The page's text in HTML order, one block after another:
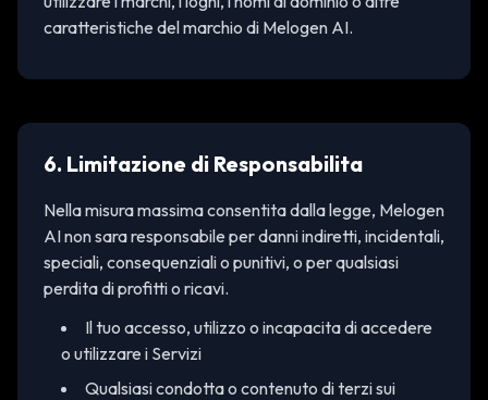
caratteristiche del marchio di Melogen AI.
6. Limitazione di Responsabilita
Nella misura massima consentita dalla legge, Melogen
AI non sara responsabile per danni indiretti, incidentali,
speciali, consequenziali o punitivi, o per qualsiasi
perdita di profitti o ricavi.
Il tuo accesso, utilizzo o incapacita di accedere
o utilizzare i Servizi
Qualsiasi condotta o contenuto di terzi sui